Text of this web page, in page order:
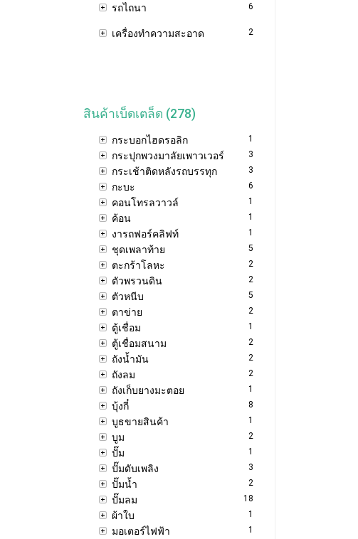
รถไถนา 6
เครื่องทำความสะอาด 2
สินค้าเบ็ดเตล็ด (278)
กระบอกไฮดรอลิก 1
กระปุกพวงมาลัยเพาวเวอร์ 3
กระเช้าติดหลังรถบรรทุก 3
กะบะ 6
คอนโทรลวาวล์ 1
ค้อน 1
งารถฟอร์คลิฟท์ 1
ชุดเพลาท้าย 5
ตะกร้าโลหะ 2
ตัวพรวนดิน 2
ตัวหนีบ 5
ตาข่าย 2
ตู้เชื่อม 1
ตู้เชื่อมสนาม 2
ถังน้ำมัน 2
ถังลม 2
ถังเก็บยางมะตอย 1
บุ้งกี๋ 8
บูธขายสินค้า 1
บูม 2
ปั๊ม 1
ปั๊มดับเพลิง 3
ปั๊มน้ำ 2
ปั๊มลม 18
ผ้าใบ 1
มอเตอร์ไฟฟ้า 1